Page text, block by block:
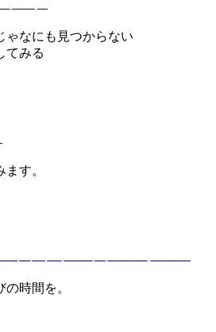
ゃなにも見つからない
てみる
す。
時間を。